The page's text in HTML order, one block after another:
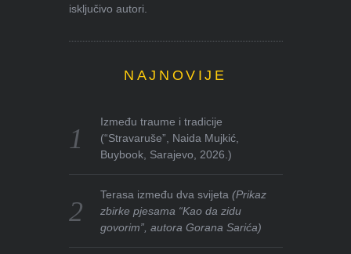
isključivo autori.
NAJNOVIJE
Između traume i tradicije
(“Stravaruše”, Naida Mujkić,
Buybook, Sarajevo, 2026.)
Terasa između dva svijeta(Prikaz
zbirke pjesama “Kao da zidu
govorim”, autora Gorana Sarića)